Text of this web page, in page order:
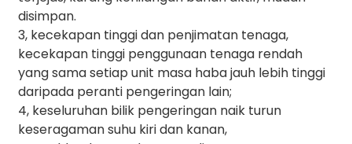
disimpan.
3, kecekapan tinggi dan penjimatan tenaga,
kecekapan tinggi penggunaan tenaga rendah
yang sama setiap unit masa haba jauh lebih tinggi
daripada peranti pengeringan lain;
4, keseluruhan bilik pengeringan naik turun
keseragaman suhu kiri dan kanan,